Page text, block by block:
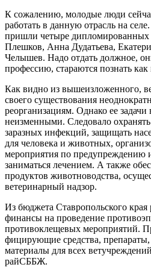
К сожалению, молодые люди
работать в данную отрасль на
пришли четыре дипломированных
Плешков, Анна Дудатьева,
Челышев. Надо отдать должное,
профессию, стараются познать
Как видно из вышеизложенного,
своего существования
реорганизациям. Однако ее задачи
неизменными. Следовало
заразных инфекций, защищать
для человека и животных,
мероприятия по предупреждению
заниматься лечением. А также
продуктов животноводства,
ветеринарный надзор.
Из бюджета Ставропольского края
финансы на проведение
противоклещевых мероприятий.
фицирующие средства,
материалы для всех
райСББЖ.